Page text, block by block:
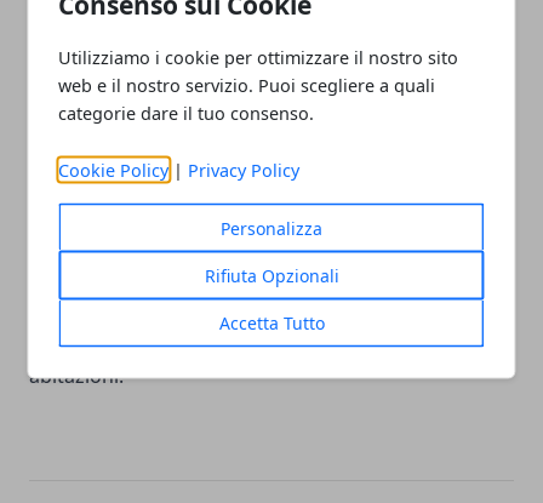
Utilizziamo i cookie per ottimizzare il nostro sito
web e il nostro servizio. Puoi scegliere a quali
categorie dare il tuo consenso.
Cookie Policy | Privacy Policy
Personalizza
Rifiuta Opzionali
Accetta Tutto
commesse con modalità differenti, è stata invece
Lombardia.
sono stati restituiti tutti i beni preziosi e il denaro
sottratti. L’operazione conferma l’attenzione
investigativa sul fenomeno dei raggiri agli anziani,
spesso costruiti attraverso telefonate insistenti, falsi
allarmi giudiziari e la presenza di complici incaricati
di ritirare denaro o gioielli direttamente nelle
abitazioni.